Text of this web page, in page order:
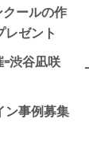
ールの作
ゼント
渋谷凪咲
ン事例募集